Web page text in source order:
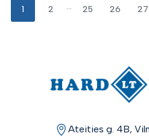
1 2 ... 25 26 27
Ateities g. 4B,